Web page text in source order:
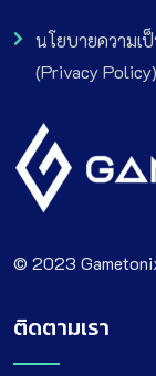
นโยบายความเ
(Privacy Policy)
© 2023
ติดตามเรา